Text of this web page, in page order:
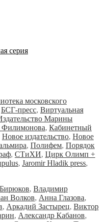
серия
московского
БСГ-пресс, Виртуальная
Марины
Филимонова, Кабинетный
Новое издательство, Новое
, Полифем, Порядок
, СТиХИ, Цирк Олимп +
, Jaromir Hladik press,
, Владимир
Волков, Анна Глазова,
, Аркадий Застырец, Виктор
, Александр Кабанов,